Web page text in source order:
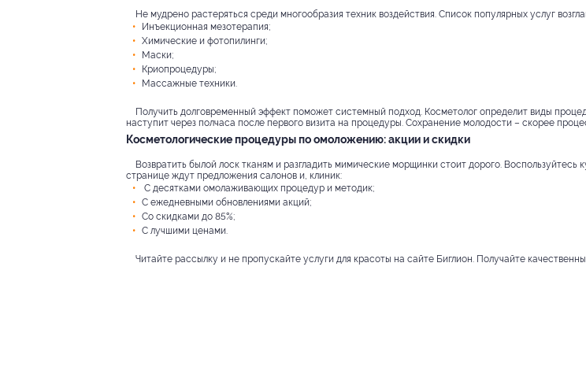
Не мудрено растеряться среди многообразия техник воздействия. Список популярных услуг
Инъекционная мезотерапия;
Химические и фотопилинги;
Маски;
Криопроцедуры;
Массажные техники.
Получить долговременный эффект поможет системный подход. Косметолог определит виды
наступит через полчаса после первого визита на процедуры. Сохранение молодости – скорее
Косметологические процедуры по омоложению: акции и скидки
Возвратить былой лоск тканям и разгладить мимические морщинки стоит дорого.
странице ждут предложения салонов и, клиник:
С десятками омолаживающих процедур и методик;
С ежедневными обновлениями акций;
Со скидками до 85%;
С лучшими ценами.
Читайте рассылку и не пропускайте услуги для красоты на сайте Биглион. Получайте